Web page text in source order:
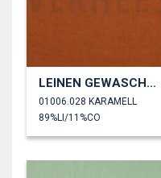
LEINEN GEWASCHEN 170 GM2
01006.028 KARAMELL
89%LI/11%CO